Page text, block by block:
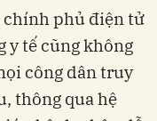
chính phủ điện tử
y tế cũng không
công dân truy
thông qua hệ